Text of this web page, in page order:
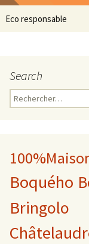
Eco responsable
Search
Rechercher :
Boquého
Bringolo